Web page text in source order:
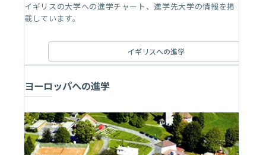
イギリスの大学への進学チャート、進学先大学の情報を掲
載しています。
イギリスへの進学
ヨーロッパへの進学